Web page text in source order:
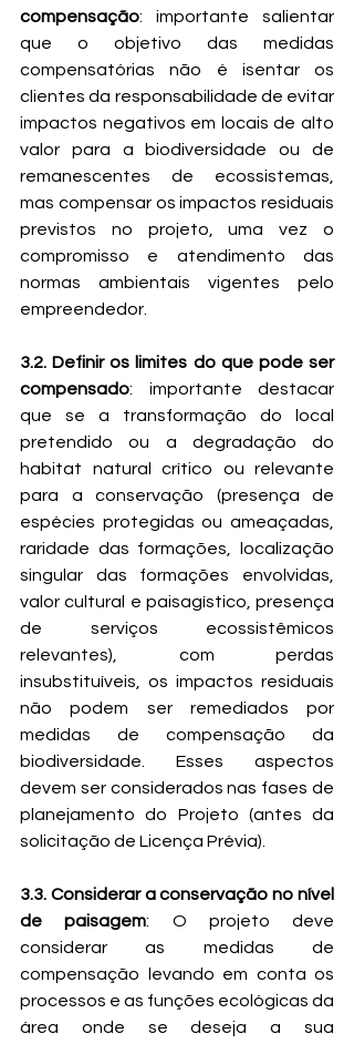
compensação: importante salientar
que o objetivo das medidas
compensatórias não é isentar os
clientes da responsabilidade de evitar
impactos negativos em locais de alto
valor para a biodiversidade ou de
remanescentes de ecossistemas,
mas compensar os impactos residuais
previstos no projeto, uma vez o
compromisso e atendimento das
normas ambientais vigentes pelo
empreendedor.
3.2. Definir os limites do que pode ser
compensado: importante destacar
que se a transformação do local
pretendido ou a degradação do
habitat natural crítico ou relevante
para a conservação (presença de
espécies protegidas ou ameaçadas,
raridade das formações, localização
singular das formações envolvidas,
valor cultural e paisagístico, presença
de serviços ecossistêmicos
relevantes), com perdas
insubstituíveis, os impactos residuais
não podem ser remediados por
medidas de compensação da
biodiversidade. Esses aspectos
devem ser considerados nas fases de
planejamento do Projeto (antes da
solicitação de Licença Prévia).
3.3. Considerar a conservação no nível
de paisagem: O projeto deve
considerar as medidas de
compensação levando em conta os
processos e as funções ecológicas da
área onde se deseja a sua